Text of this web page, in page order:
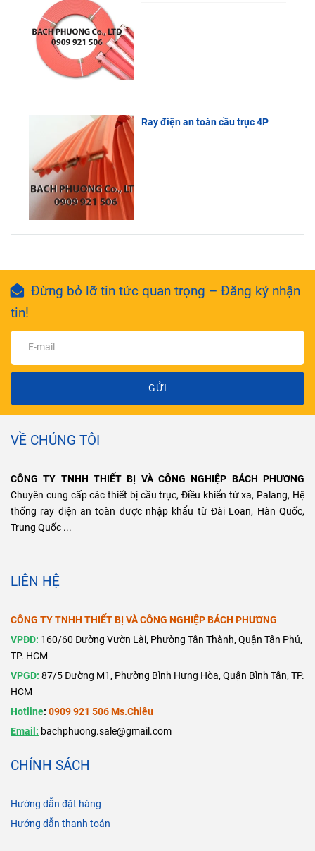
Ray điện an toàn cầu trục 4P
Đừng bỏ lỡ tin tức quan trọng – Đăng ký nhận
tin!
GỬI
VỀ CHÚNG TÔI
CÔNG TY TNHH THIẾT BỊ VÀ CÔNG NGHIỆP BÁCH PHƯƠNG
Chuyên cung cấp các thiết bị cầu trục, Điều khiển từ xa, Palang, Hệ
thống ray điện an toàn được nhập khẩu từ Đài Loan, Hàn Quốc,
Trung Quốc ...
LIÊN HỆ
CÔNG TY TNHH THIẾT BỊ VÀ CÔNG NGHIỆP BÁCH PHƯƠNG
VPĐD: 160/60 Đường Vườn Lài, Phường Tân Thành, Quận Tân Phú,
TP. HCM
VPGD: 87/5 Đường M1, Phường Bình Hưng Hòa, Quận Bình Tân, TP.
HCM
Hotline: 0909 921 506 Ms.Chiêu
Email: bachphuong.sale@gmail.com
CHÍNH SÁCH
Hướng dẫn đặt hàng
Hướng dẫn thanh toán